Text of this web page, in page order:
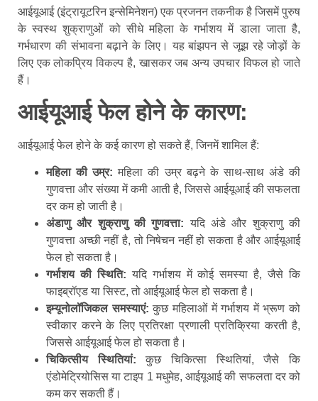
आईयूआई (इंट्रायूटरिन इन्सेमिनेशन) एक प्रजनन तकनीक है जिसमें पुरुष
के स्वस्थ शुक्राणुओं को सीधे महिला के गर्भाशय में डाला जाता है,
गर्भधारण की संभावना बढ़ाने के लिए। यह बांझपन से जूझ रहे जोड़ों के
लिए एक लोकप्रिय विकल्प है, खासकर जब अन्य उपचार विफल हो जाते
हैं।
आईयूआई फेल होने के कारण:
आईयूआई फेल होने के कई कारण हो सकते हैं, जिनमें शामिल हैं:
महिला की उम्र: महिला की उम्र बढ़ने के साथ-साथ अंडे की
गुणवत्ता और संख्या में कमी आती है, जिससे आईयूआई की सफलता
दर कम हो जाती है।
अंडाणु और शुक्राणु की गुणवत्ता: यदि अंडे और शुक्राणु की
गुणवत्ता अच्छी नहीं है, तो निषेचन नहीं हो सकता है और आईयूआई
फेल हो सकता है।
गर्भाशय की स्थिति: यदि गर्भाशय में कोई समस्या है, जैसे कि
फाइब्रॉएड या सिस्ट, तो आईयूआई फेल हो सकता है।
इम्यूनोलॉजिकल समस्याएं: कुछ महिलाओं में गर्भाशय में भ्रूण को
स्वीकार करने के लिए प्रतिरक्षा प्रणाली प्रतिक्रिया करती है,
जिससे आईयूआई फेल हो सकता है।
चिकित्सीय स्थितियां: कुछ चिकित्सा स्थितियां, जैसे कि
एंडोमेट्रियोसिस या टाइप 1 मधुमेह, आईयूआई की सफलता दर को
कम कर सकती हैं।